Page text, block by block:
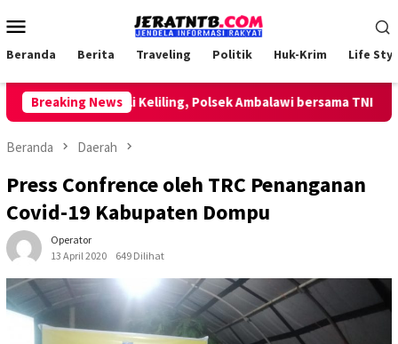
ke
Mobile
Beranda Berita Traveling Politik Huk-Krim Life
Breaking News
Patroli Keliling, Polsek Ambalawi bersama TNI dan
Beranda Daerah
Press Confrence oleh TRC Penanganan
Covid-19 Kabupaten Dompu
Operator
13 April 2020
649 Dilihat